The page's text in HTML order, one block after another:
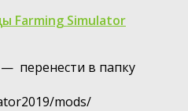
Farming Simulator
перенести в папку
mods/